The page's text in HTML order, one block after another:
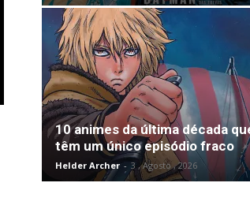
10 animes da última década
têm um único episódio fraco
Helder Archer - 3 , Agosto , 2026